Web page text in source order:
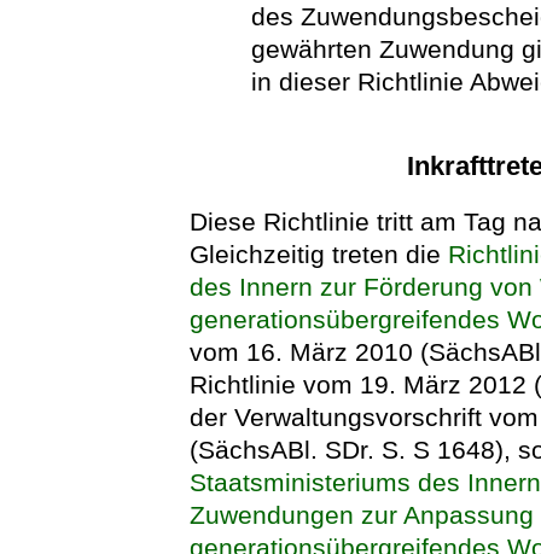
des
gewährten Zuwendung
in dieser Richtlinie
Diese Richtlinie tritt am Tag
Gleichzeitig treten die
des Innern zur Förderung
generationsübergreifendes
vom 16. März 2010
Richtlinie vom 19. März 2012
der Verwaltungsvorschrift
(SächsABl. SDr. S. S 1648),
Staatsministeriums des
Zuwendungen zur
generationsübergreifendes